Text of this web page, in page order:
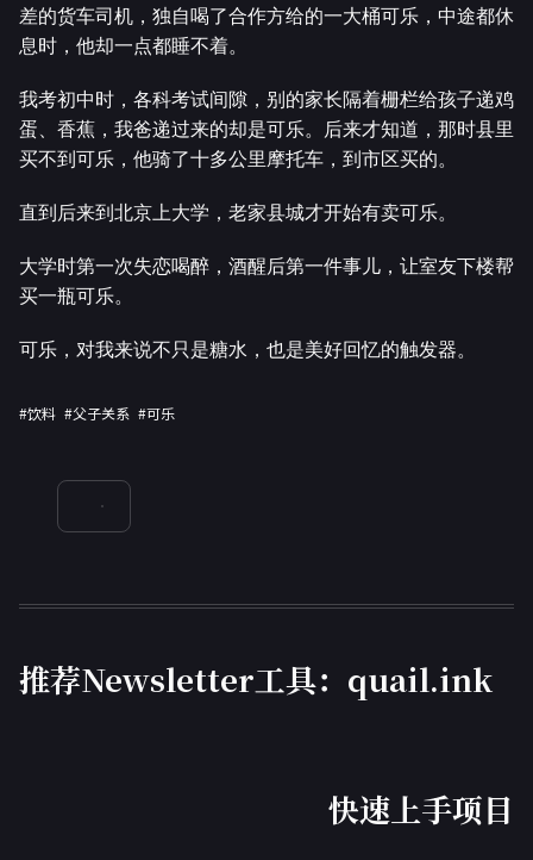
差的货车司机，独自喝了合作方给的一大桶可乐，中途都休
息时，他却一点都睡不着。
我考初中时，各科考试间隙，别的家长隔着栅栏给孩子递鸡
蛋、香蕉，我爸递过来的却是可乐。后来才知道，那时县里
买不到可乐，他骑了十多公里摩托车，到市区买的。
直到后来到北京上大学，老家县城才开始有卖可乐。
大学时第一次失恋喝醉，酒醒后第一件事儿，让室友下楼帮
买一瓶可乐。
可乐，对我来说不只是糖水，也是美好回忆的触发器。
#饮料 #父子关系 #可乐
推荐Newsletter工具：quail.ink
快速上手项目